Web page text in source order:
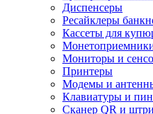
Диспенсеры
Ресайклеры
Кассеты для
Мониторы и
Принтеры
Модемы и
Клавиатуры и
Сканер QR и